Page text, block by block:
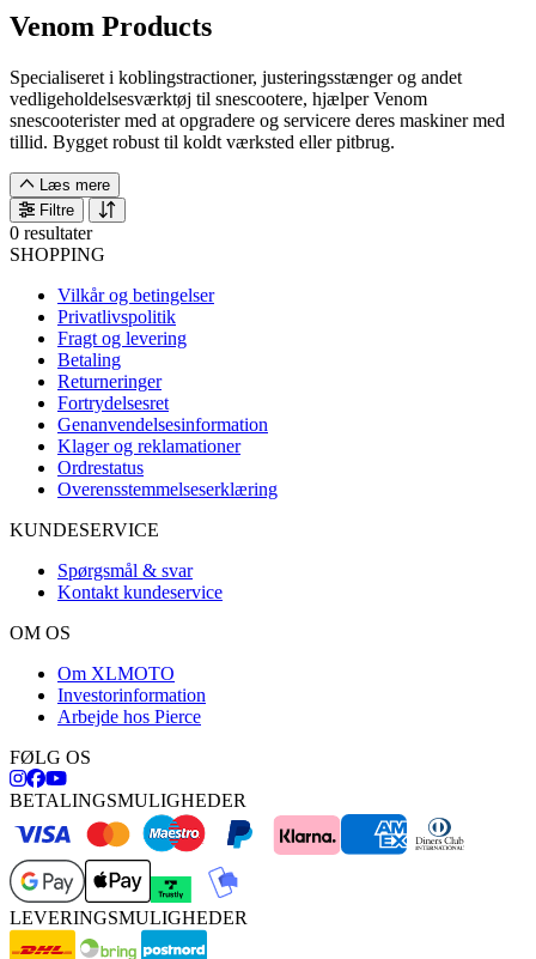
Venom Products
Specialiseret i koblingstractioner, justeringsstænger og andet
vedligeholdelsesværktøj til snescootere, hjælper Venom
snescooterister med at opgradere og servicere deres maskiner med
tillid. Bygget robust til koldt værksted eller pitbrug.
Læs mere
Filtre
0 resultater
SHOPPING
Vilkår og betingelser
Privatlivspolitik
Fragt og levering
Betaling
Returneringer
Fortrydelsesret
Genanvendelsesinformation
Klager og reklamationer
Ordrestatus
Overensstemmelseserklæring
KUNDESERVICE
Spørgsmål & svar
Kontakt kundeservice
OM OS
Om XLMOTO
Investorinformation
Arbejde hos Pierce
FØLG OS
BETALINGSMULIGHEDER
LEVERINGSMULIGHEDER